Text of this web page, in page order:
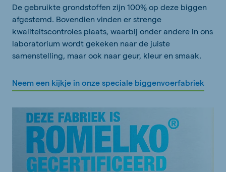
De gebruikte grondstoffen zijn 100% op deze biggen
afgestemd. Bovendien vinden er strenge
kwaliteitscontroles plaats, waarbij onder andere in ons
laboratorium wordt gekeken naar de juiste
samenstelling, maar ook naar geur, kleur en smaak.
Neem een kijkje in onze speciale biggenvoerfabriek